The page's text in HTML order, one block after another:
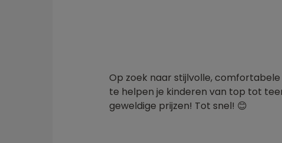
Op zoek naar stijlvolle,
te helpen je kinderen van top tot
geweldige prijzen! Tot snel! 😊